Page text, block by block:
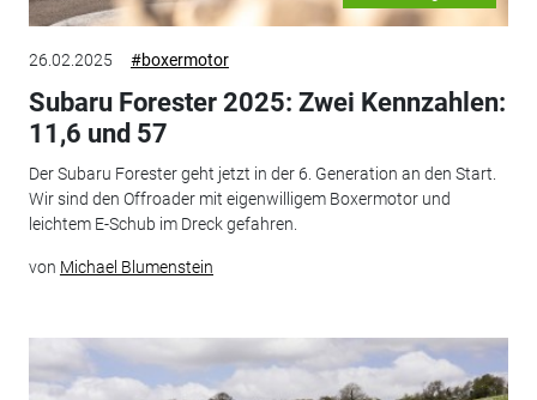
26.02.2025 #boxermotor
Subaru Forester 2025: Zwei Kennzahlen:
11,6 und 57
Der Subaru Forester geht jetzt in der 6. Generation an den Start.
Wir sind den Offroader mit eigenwilligem Boxermotor und
leichtem E-Schub im Dreck gefahren.
von Michael Blumenstein